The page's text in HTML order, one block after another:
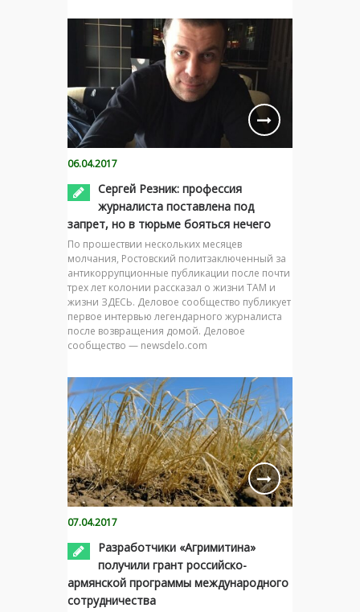
06.04.2017
Сергей Резник: профессия
журналиста поставлена под
запрет, но в тюрьме бояться нечего
По прошествии нескольких месяцев
молчания, Ростовский политзаключенный за
антикоррупционные публикации после почти
трех лет колонии рассказал о жизни ТАМ и
жизни ЗДЕСЬ. Деловое сообщество публикует
первое интервью легендарного журналиста
после возвращения домой. Деловое
сообщество — newsdelo.com
07.04.2017
Разработчики «Агримитина»
получили грант российско-
армянской программы международного
сотрудничества